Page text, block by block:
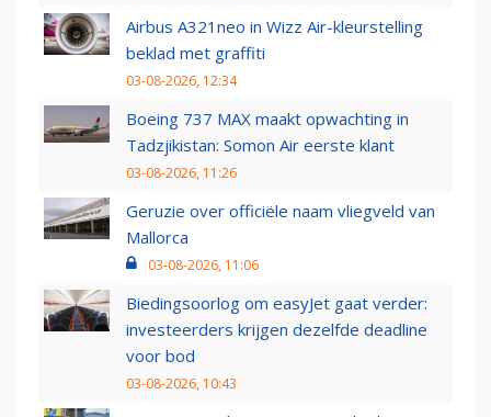
Airbus A321neo in Wizz Air-kleurstelling
beklad met graffiti
03-08-2026, 12:34
Boeing 737 MAX maakt opwachting in
Tadzjikistan: Somon Air eerste klant
03-08-2026, 11:26
Geruzie over officiële naam vliegveld van
Mallorca
03-08-2026, 11:06
Biedingsoorlog om easyJet gaat verder:
investeerders krijgen dezelfde deadline
voor bod
03-08-2026, 10:43